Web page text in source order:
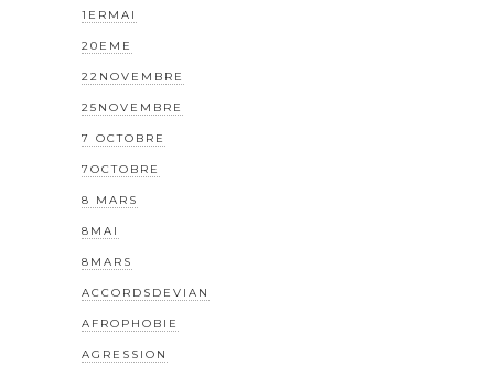
1ERMAI
20EME
22NOVEMBRE
25NOVEMBRE
7 OCTOBRE
7OCTOBRE
8 MARS
8MAI
8MARS
ACCORDSDEVIAN
AFROPHOBIE
AGRESSION